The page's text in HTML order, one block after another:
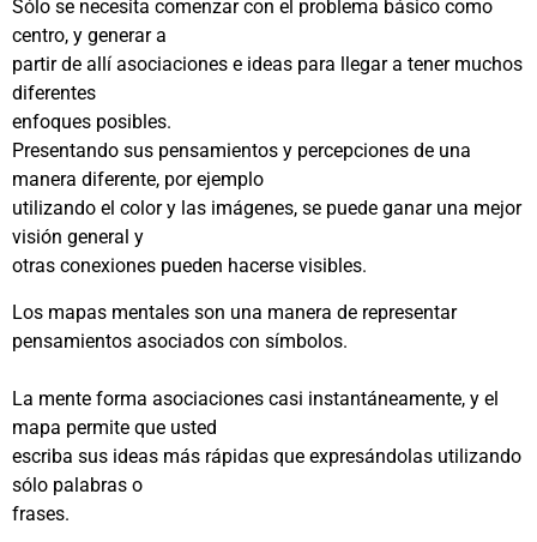
Sólo se necesita comenzar con el problema básico como
centro, y generar a
partir de allí asociaciones e ideas para llegar a tener muchos
diferentes
enfoques posibles.
Presentando sus pensamientos y percepciones de una
manera diferente, por ejemplo
utilizando el color y las imágenes, se puede ganar una mejor
visión general y
otras conexiones pueden hacerse visibles.
Los mapas mentales son una manera de representar
pensamientos asociados con símbolos.
La mente forma asociaciones casi instantáneamente, y el
mapa permite que usted
escriba sus ideas más rápidas que expresándolas utilizando
sólo palabras o
frases.